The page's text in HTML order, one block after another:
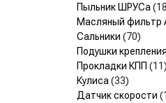
Пыльник ШРУСа
Масляный фильтр
Сальники (70)
Подушки
Прокладки КПП (11)
Кулиса (33)
Датчик скорости